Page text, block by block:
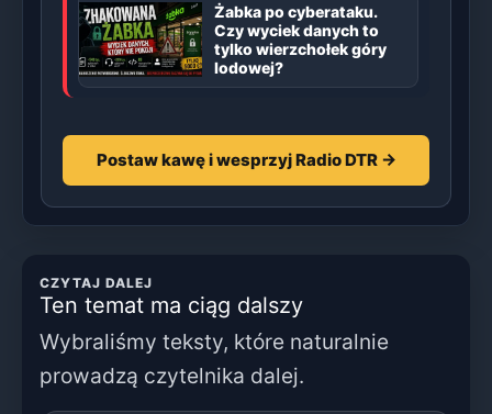
Żabka po cyberataku.
Czy wyciek danych to
tylko wierzchołek góry
lodowej?
Postaw kawę i wesprzyj Radio DTR →
CZYTAJ DALEJ
Ten temat ma ciąg dalszy
Wybraliśmy teksty, które naturalnie
prowadzą czytelnika dalej.